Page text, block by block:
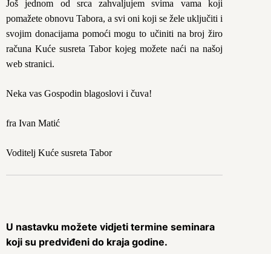
Još jednom od srca zahvaljujem svima vama koji
pomažete obnovu Tabora, a svi oni koji se žele uključiti i
svojim donacijama pomoći mogu to učiniti na broj žiro
računa Kuće susreta Tabor kojeg možete naći na našoj
web stranici.
Neka vas Gospodin blagoslovi i čuva!
fra Ivan Matić
Voditelj Kuće susreta Tabor
U nastavku možete vidjeti termine seminara
koji su predviđeni do kraja godine.